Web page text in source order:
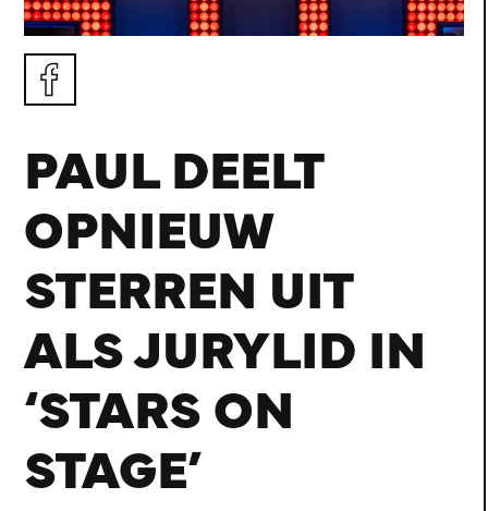
PAUL DEELT
OPNIEUW
STERREN UIT
ALS JURYLID IN
‘STARS ON
STAGE’